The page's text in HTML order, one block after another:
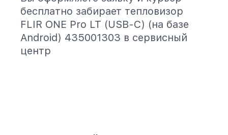
бесплатно забирает тепловизор
FLIR ONE Pro LT (USB-C) (на базе
Android) 435001303 в сервисный
центр